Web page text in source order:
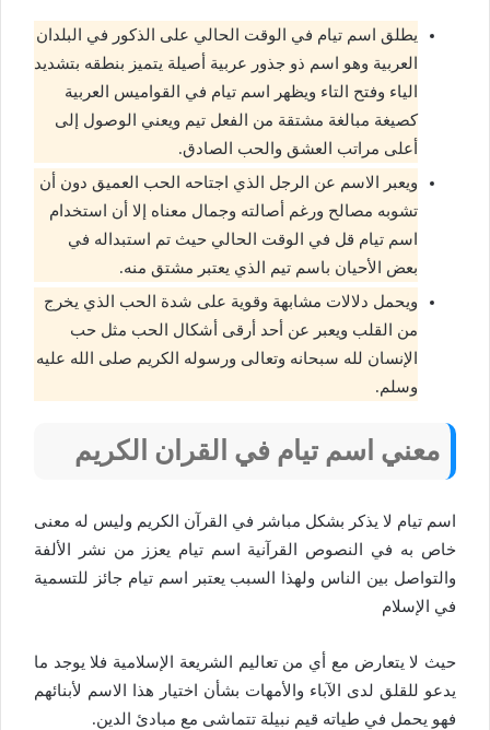
يطلق اسم تيام في الوقت الحالي على الذكور في البلدان
العربية وهو اسم ذو جذور عربية أصيلة يتميز بنطقه بتشديد
الياء وفتح التاء ويظهر اسم تيام في القواميس العربية
كصيغة مبالغة مشتقة من الفعل تيم ويعني الوصول إلى
أعلى مراتب العشق والحب الصادق.
ويعبر الاسم عن الرجل الذي اجتاحه الحب العميق دون أن
تشوبه مصالح ورغم أصالته وجمال معناه إلا أن استخدام
اسم تيام قل في الوقت الحالي حيث تم استبداله في
بعض الأحيان باسم تيم الذي يعتبر مشتق منه.
ويحمل دلالات مشابهة وقوية على شدة الحب الذي يخرج
من القلب ويعبر عن أحد أرقى أشكال الحب مثل حب
الإنسان لله سبحانه وتعالى ورسوله الكريم صلى الله عليه
وسلم.
معني اسم تيام في القران الكريم
اسم تيام لا يذكر بشكل مباشر في القرآن الكريم وليس له معنى
خاص به في النصوص القرآنية اسم تيام يعزز من نشر الألفة
والتواصل بين الناس ولهذا السبب يعتبر اسم تيام جائز للتسمية
في الإسلام
حيث لا يتعارض مع أي من تعاليم الشريعة الإسلامية فلا يوجد ما
يدعو للقلق لدى الآباء والأمهات بشأن اختيار هذا الاسم لأبنائهم
فهو يحمل في طياته قيم نبيلة تتماشى مع مبادئ الدين.